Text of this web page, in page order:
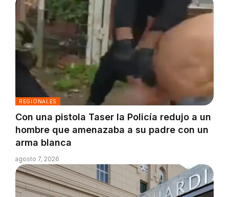
REGIONALES
Con una pistola Taser la Policía redujo a un
hombre que amenazaba a su padre con un
arma blanca
agosto 7, 2026